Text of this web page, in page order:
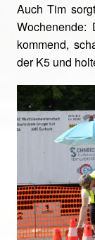
Auch Tim
Wochenende:
kommend,
der K5 und